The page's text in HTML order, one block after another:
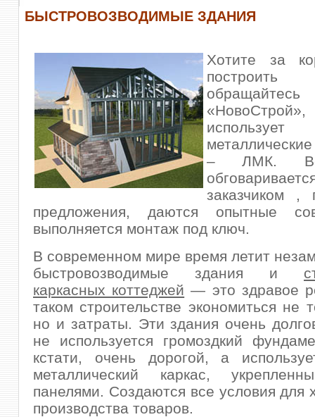
БЫСТРОВОЗВОДИМЫЕ ЗДАНИЯ
Хотите за
– ЛМК.
заказчиком ,
предложения, даются опытные
выполняется монтаж под ключ.
В современном мире время летит
быстровозводимые здания и
каркасных коттеджей — это здравое
таком строительстве экономиться не
но и затраты. Эти здания очень
не используется громоздкий
кстати, очень дорогой, а
металлический каркас,
панелями. Создаются все условия для
производства товаров.